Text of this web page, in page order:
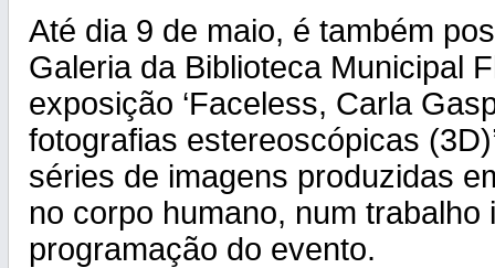
Até dia 9 de maio, é também
Galeria da Biblioteca Municipal
exposição ‘Faceless, Carla
fotografias estereoscópicas
séries de imagens produzidas
no corpo humano, num trabalho
programação do evento.